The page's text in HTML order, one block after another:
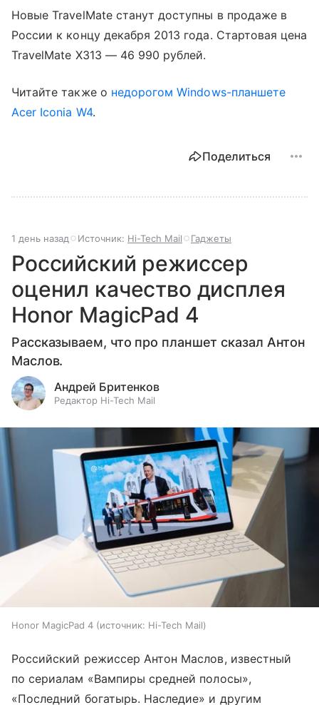
Новые TravelMate станут доступны в продаже в
России к концу декабря 2013 года. Стартовая цена
TravelMate X313 — 46 990 рублей.
Читайте также о недорогом Windows-планшете
Acer Iconia W4.
Поделиться
1 день назад Источник: Hi-Tech Mail Гаджеты
Российский режиссер
оценил качество дисплея
Honor MagicPad 4
Рассказываем, что про планшет сказал Антон
Маслов.
Андрей Бритенков
Редактор Hi-Tech Mail
Honor MagicPad 4 источник: Hi-Tech Mail
Российский режиссер Антон Маслов, известный
по сериалам «Вампиры средней полосы»,
«Последний богатырь. Наследие» и другим